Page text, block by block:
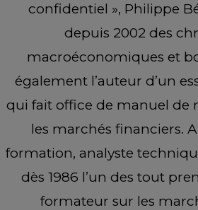
confidentiel », Philippe
depuis 2002 des
macroéconomiques et
également l’auteur d’un
qui fait office de manuel de
les marchés financiers.
formation, analyste
dès 1986 l’un des tout
formateur sur les